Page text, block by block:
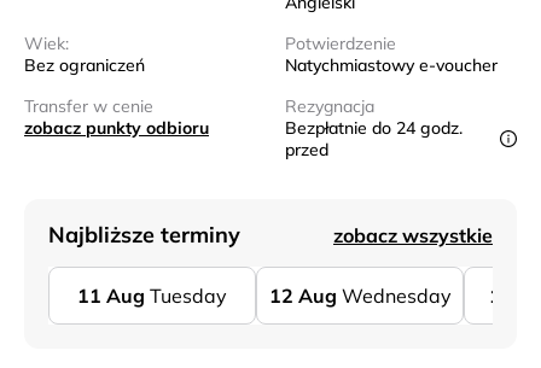
Wiek:
Bez ograniczeń
Potwierdzenie
Natychmiastowy e-voucher
Transfer w cenie
zobacz punkty odbioru
Rezygnacja
Bezpłatnie do 24 godz.
przed
Najbliższe terminy zobacz wszystkie
11 Aug Tuesday 12 Aug Wednesday 13